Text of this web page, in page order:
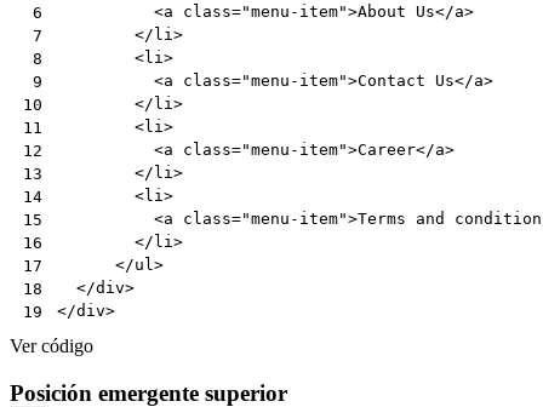
6
7
8
9
10
11
12
13
14
15
16
17
18
19
<a class="menu-item">About Us</a>
</ li>
<li>
<a class="menu-item">Contact Us</a>
</ li>
<li>
<a class="menu-item">Career</a>
</ li>
<li>
<a class="menu-item">Terms and
</ li>
</ul>
</div>
</div>
Ver código
Posición emergente superior